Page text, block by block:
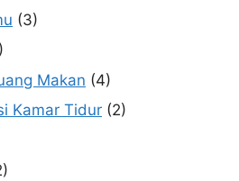
(3)
Makan (4)
Kamar Tidur (2)